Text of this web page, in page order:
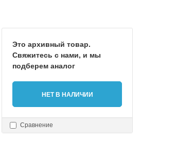
Это архивный товар.
Свяжитесь с нами, и мы
подберем аналог
НЕТ В НАЛИЧИИ
Сравнение